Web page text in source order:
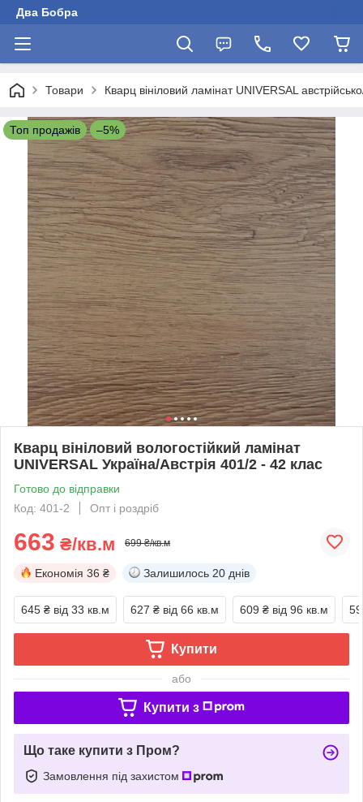
Два Бобра
Товари Кварц вініловий ламінат UNIVERSAL
Топ продажів –5%
Кварц вініловий вологостійкий ламінат
UNIVERSAL Україна/Австрія 401/2 - 42 клас
Готово до відправки
Код: 401-2
Опт і роздріб
663 ₴/кв.м 699 ₴/кв.м
Економія 36 ₴ Залишилось 20 днів
645 ₴ від 33 кв.м 627 ₴ від 66 кв.м 609 ₴ від 96 кв.м
Купити
або
Купити з
Що таке купити з Пром?
Замовлення під захистом